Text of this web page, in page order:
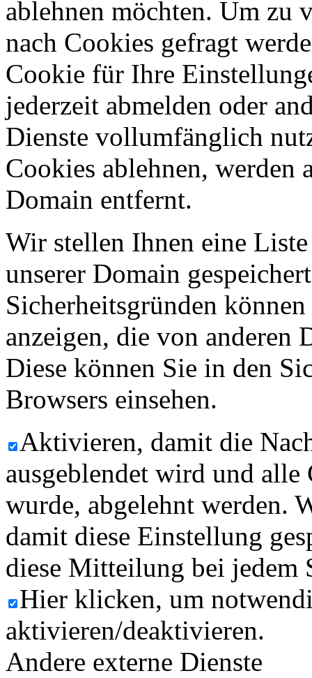
ablehnen möchten. Um zu
nach Cookies gefragt
Cookie für Ihre
jederzeit abmelden oder
Dienste vollumfänglich
Cookies ablehnen, werden
Domain entfernt.
Wir stellen Ihnen eine
unserer Domain
Sicherheitsgründen
anzeigen, die von anderen
Diese können Sie in den
Browsers einsehen.
Aktivieren, damit die
ausgeblendet wird und
wurde, abgelehnt werden.
damit diese Einstellung
diese Mitteilung bei jedem
Hier klicken, um
aktivieren/deaktivieren.
Andere externe Dienste